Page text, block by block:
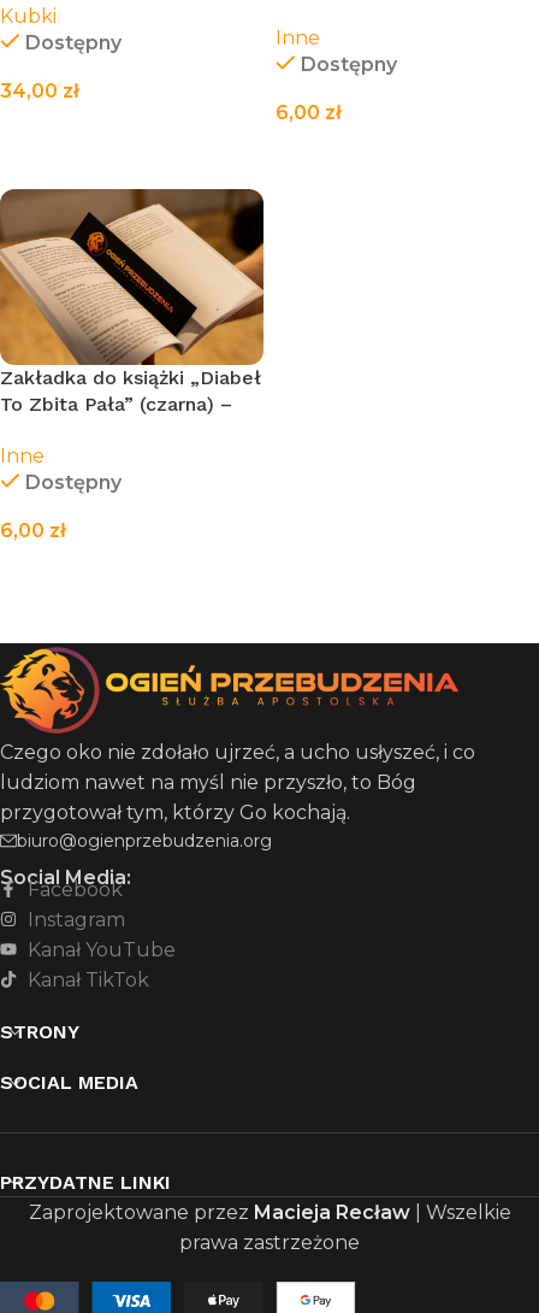
Kubki
Dostępny
34,00 zł
Inne
Dostępny
6,00 zł
Zakładka do książki „Diabeł
To Zbita Pała” (czarna) –
Inne
Dostępny
6,00 zł
Czego oko nie zdołało ujrzeć, a ucho usłyszeć, i co
ludziom nawet na myśl nie przyszło, to Bóg
przygotował tym, którzy Go kochają.
biuro@ogienprzebudzenia.org
Social Media:
Facebook
Instagram
Kanał YouTube
Kanał TikTok
STRONY
SOCIAL MEDIA
PRZYDATNE LINKI
Zaprojektowane przez Macieja Recław| Wszelkie
prawa zastrzeżone